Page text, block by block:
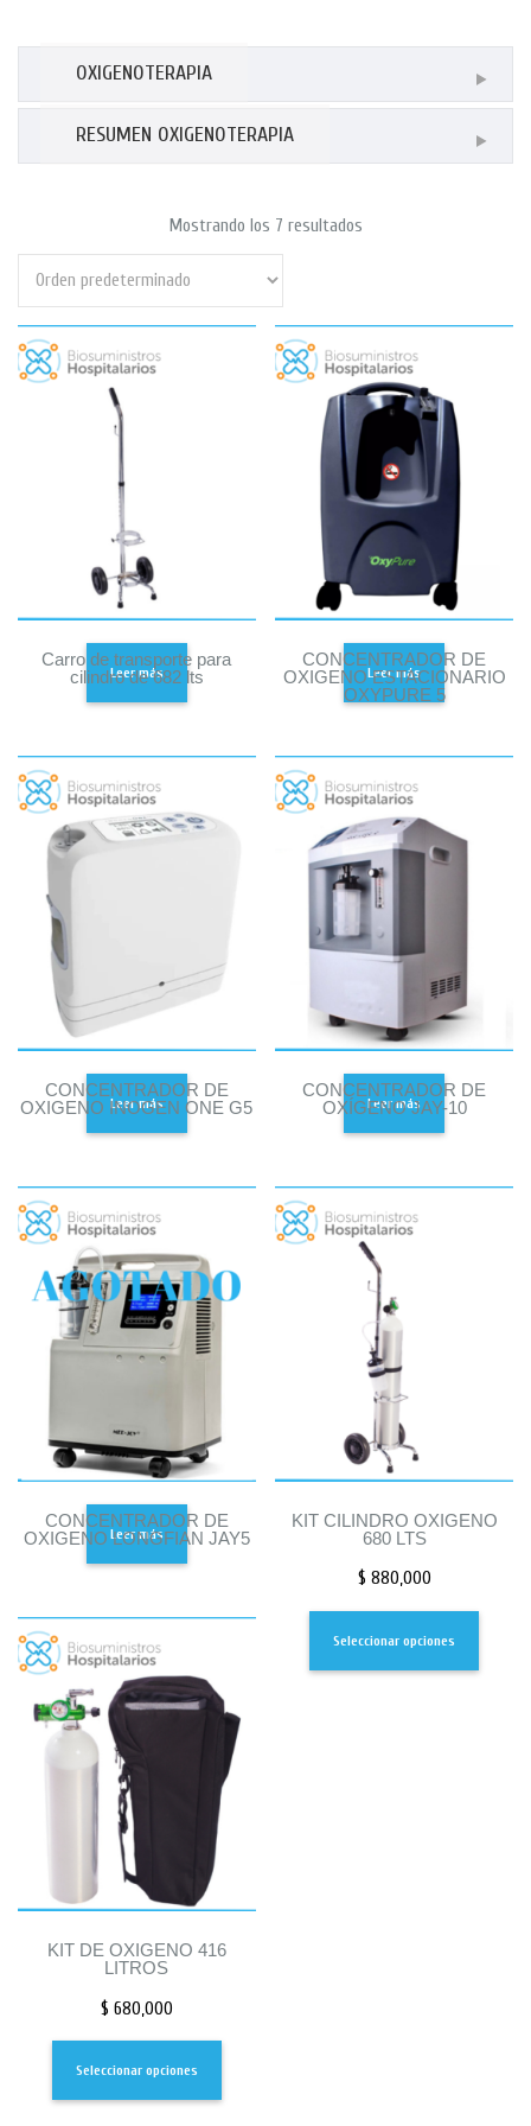
OXIGENOTERAPIA
RESUMEN OXIGENOTERAPIA
Mostrando los 7 resultados
Carro de transporte para
cilindro de 682 lts
Leer más
CONCENTRADOR DE
OXIGENO ESTACIONARIO
OXYPURE 5
Leer más
CONCENTRADOR DE
OXIGENO INOGEN ONE G5
Leer más
CONCENTRADOR DE
OXÍGENO JAY-10
Leer más
CONCENTRADOR DE
OXIGENO LONGFIAN JAY5
Leer más
KIT CILINDRO OXIGENO
680 LTS
$ 880,000
Seleccionar opciones
KIT DE OXIGENO 416
LITROS
$ 680,000
Seleccionar opciones